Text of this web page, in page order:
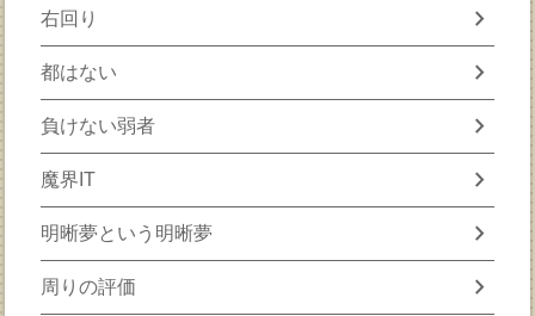
右回り chevron_right
都はない chevron_right
負けない弱者 chevron_right
魔界IT chevron_right
明晰夢という明晰夢 chevron_right
周りの評価 chevron_right